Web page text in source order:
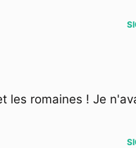
les romaines ! Je